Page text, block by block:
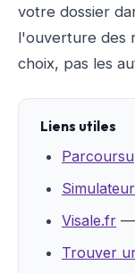
votre dossier
l'ouverture des
choix, pas les
Liens utiles
Visale.fr —
Trouver